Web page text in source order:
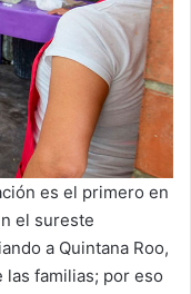
es el primero en
el sureste
a Quintana Roo,
familias; por eso